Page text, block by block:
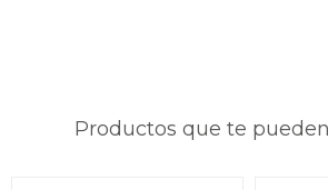
Productos que te